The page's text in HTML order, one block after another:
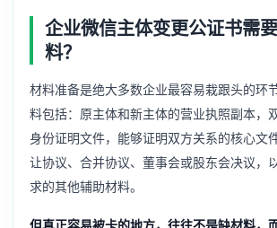
企业微信主体变更公证书需
料？
材料准备是绝大多数企业最容易栽跟头的环
料包括：原主体和新主体的营业执照副本，
身份证明文件，能够证明双方关系的核心
让协议、合并协议、董事会或股东会决议，
求的其他辅助材料。